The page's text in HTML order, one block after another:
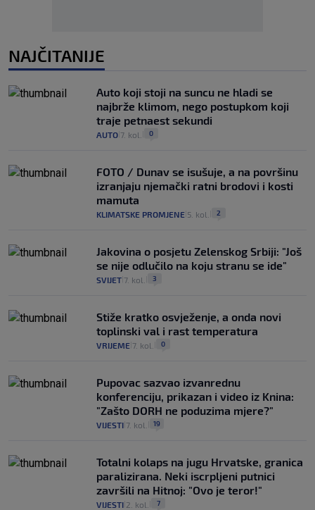
NAJČITANIJE
Auto koji stoji na suncu ne hladi se
najbrže klimom, nego postupkom koji
traje petnaest sekundi
AUTO 7. kol. 0
FOTO / Dunav se isušuje, a na površinu
izranjaju njemački ratni brodovi i kosti
mamuta
KLIMATSKE PROMJENE 5. kol. 2
Jakovina o posjetu Zelenskog Srbiji: "Još
se nije odlučilo na koju stranu se ide"
SVIJET 7. kol. 3
Stiže kratko osvježenje, a onda novi
toplinski val i rast temperatura
VRIJEME 7. kol. 0
Pupovac sazvao izvanrednu
konferenciju, prikazan i video iz Knina:
"Zašto DORH ne poduzima mjere?"
VIJESTI 7. kol. 19
Totalni kolaps na jugu Hrvatske, granica
paralizirana. Neki iscrpljeni putnici
završili na Hitnoj: "Ovo je teror!"
VIJESTI 2. kol. 7